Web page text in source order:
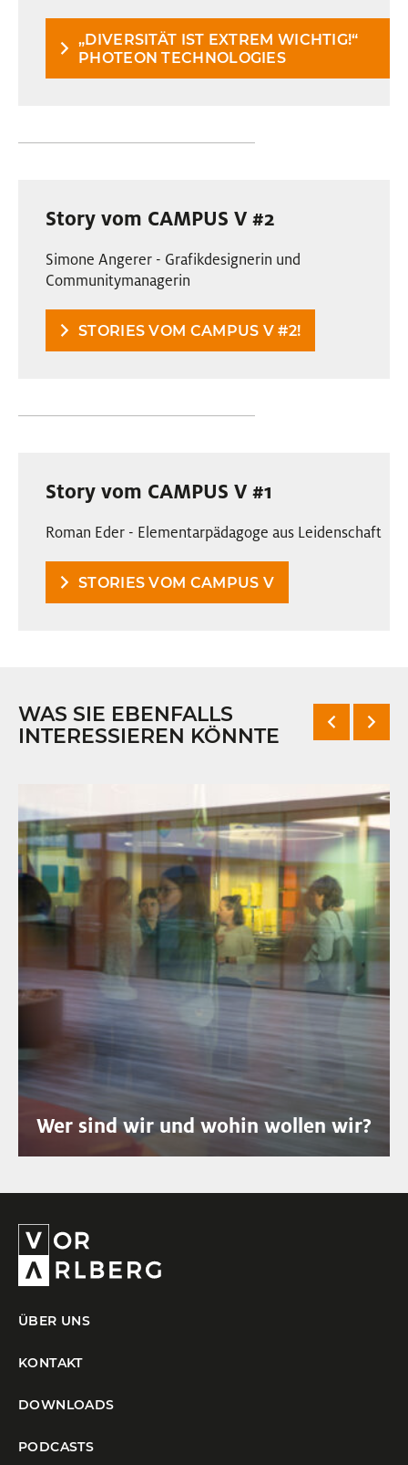
„DIVERSITÄT IST EXTREM WICHTIG!“
PHOTEON TECHNOLOGIES
Story vom CAMPUS V #2
Simone Angerer - Grafikdesignerin und
Communitymanagerin
STORIES VOM CAMPUS V #2!
Story vom CAMPUS V #1
Roman Eder - Elementarpädagoge aus Leidenschaft
STORIES VOM CAMPUS V
WAS SIE EBENFALLS
INTERESSIEREN KÖNNTE
Wer sind wir und wohin wollen wir?
ÜBER UNS
KONTAKT
DOWNLOADS
PODCASTS